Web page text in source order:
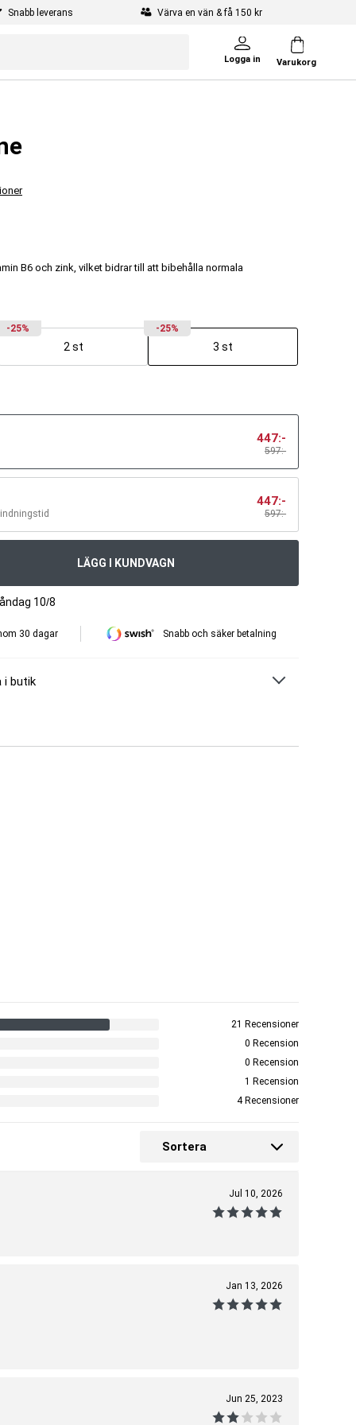
Snabb leverans Värva en vän & få 150 kr
Logga in Varukorg
B6 och zink, vilket bidrar till att bibehålla normala
-25%
2 st
-25%
3 st
597:-
447:-
597:-
447:-
LÄGG I KUNDVAGN
10/8
30 dagar Snabb och säker betalning
i butik
21 Recensioner
0 Recension
0 Recension
1 Recension
4 Recensioner
Sortera
Jul 10, 2026
Jan 13, 2026
Jun 25, 2023